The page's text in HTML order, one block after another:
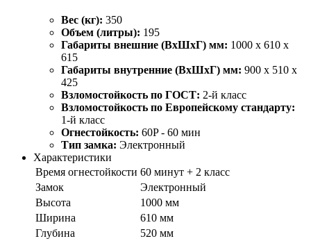
Вес (кг): 350
Объем (литры): 195
Габариты внешние (ВхШхГ) мм: 1000 x 610 x
615
Габариты внутренние (ВхШхГ) мм: 900 x 510 x
425
Взломостойкость по ГОСТ: 2-й класс
Взломостойкость по Европейскому стандарту:
1-й класс
Огнестойкость: 60P - 60 мин
Тип замка: Электронный
Характеристики
Время огнестойкости 60 минут + 2 класс
Замок
Электронный
Высота
1000 мм
Ширина
610 мм
Глубина
520 мм